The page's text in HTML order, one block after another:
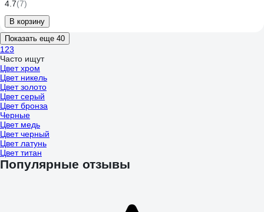
4.7(7)
В корзину
Показать еще 40
1 23
Часто ищут
Цвет хром
Цвет никель
Цвет золото
Цвет серый
Цвет бронза
Черные
Цвет медь
Цвет черный
Цвет латунь
Цвет титан
Популярные отзывы